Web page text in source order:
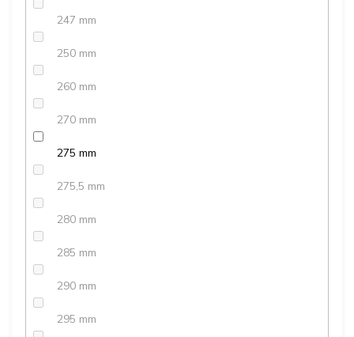
247 mm
250 mm
260 mm
270 mm
275 mm
275,5 mm
280 mm
285 mm
290 mm
295 mm